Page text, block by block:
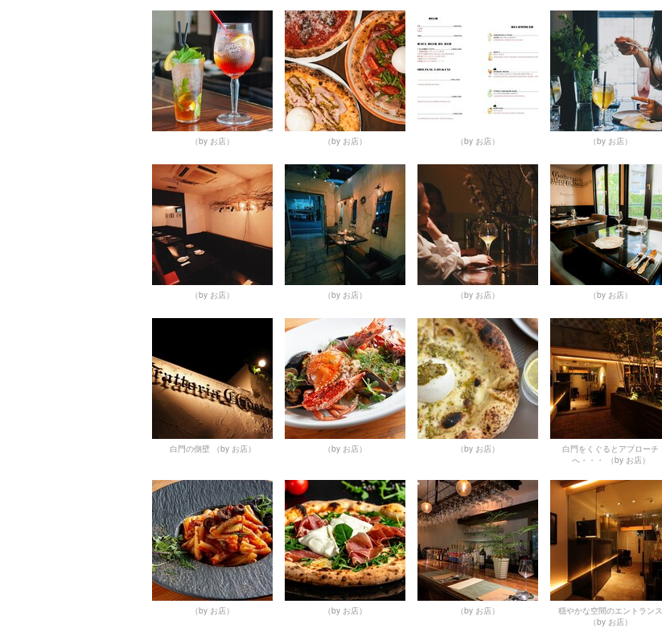
（by お店） （by お店） （by お店） （by お店）
（by お店） （by お店） （by お店） （by お店）
白門の側壁 （by お店） （by お店） （by お店）
白門をくぐるとアプローチ
へ・・・
（by お店）
（by お店） （by お店） （by お店）
穏やかな空間のエントランス
（by お店）